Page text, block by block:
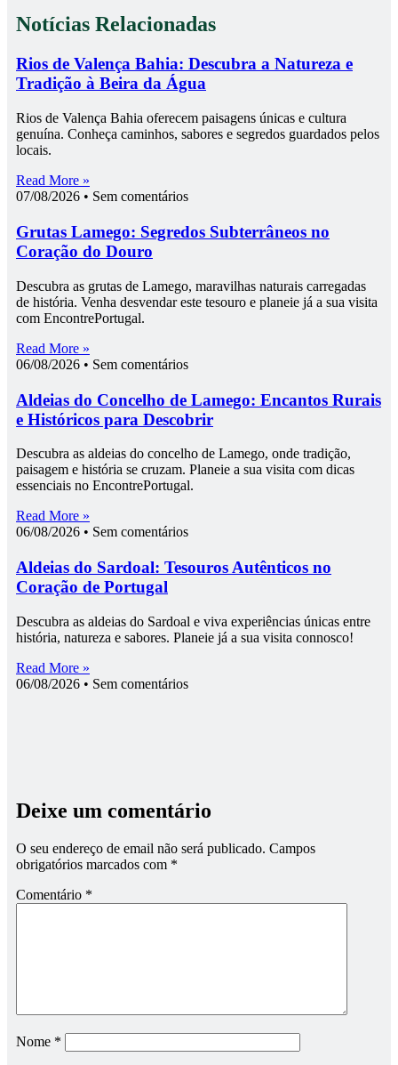
Notícias Relacionadas
Rios de Valença Bahia: Descubra a Natureza e
Tradição à Beira da Água
Rios de Valença Bahia oferecem paisagens únicas e cultura
genuína. Conheça caminhos, sabores e segredos guardados pelos
locais.
Read More »
07/08/2026
Sem comentários
Grutas Lamego: Segredos Subterrâneos no
Coração do Douro
Descubra as grutas de Lamego, maravilhas naturais carregadas
de história. Venha desvendar este tesouro e planeie já a sua visita
com EncontrePortugal.
Read More »
06/08/2026
Sem comentários
Aldeias do Concelho de Lamego: Encantos Rurais
e Históricos para Descobrir
Descubra as aldeias do concelho de Lamego, onde tradição,
paisagem e história se cruzam. Planeie a sua visita com dicas
essenciais no EncontrePortugal.
Read More »
06/08/2026
Sem comentários
Aldeias do Sardoal: Tesouros Autênticos no
Coração de Portugal
Descubra as aldeias do Sardoal e viva experiências únicas entre
história, natureza e sabores. Planeie já a sua visita connosco!
Read More »
06/08/2026
Sem comentários
Deixe um comentário
O seu endereço de email não será publicado. Campos
obrigatórios marcados com *
Comentário *
Nome *